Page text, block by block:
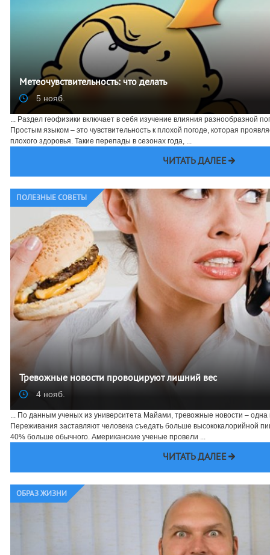
Метеочувствительность: что делать
5 нояб.
... Раздел геофизики включает в себя изучение влияния разнообразной
Простым языком – это чувствительность к плохой погоде, которая
плохого здоровья. Такие перепады в сезонах года, ...
ЧИТАТЬ ДАЛЕЕ
ПОЛЕЗНЫЕ СОВЕТЫ
Тревожные новости провоцируют лишний вес
4 нояб.
... По данным ученых из университета Майами, тревожные новости –
Переживания заставляют человека съедать больше высококалорийной
40% больше обычного. Американские ученые провели ...
ЧИТАТЬ ДАЛЕЕ
ОБРАЗ ЖИЗНИ